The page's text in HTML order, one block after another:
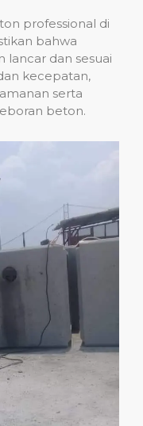
professional di
bahwa
lancar dan sesuai
kecepatan,
serta
beton.